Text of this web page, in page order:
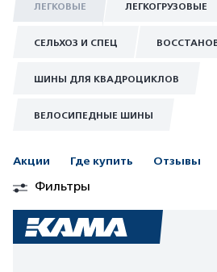
ЛЕГКОВЫЕ ЛЕГКОГРУЗОВЫЕ
СЕЛЬХОЗ И СПЕЦ
ШИНЫ ДЛЯ КВАДРОЦИКЛОВ
ВЕЛОСИПЕДНЫЕ ШИНЫ
Акции Где купить Отзывы
Фильтры